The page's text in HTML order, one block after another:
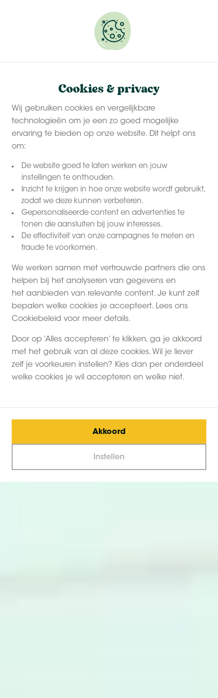
Cookies & privacy
Wij gebruiken cookies en vergelijkbare
technologieën om je een zo goed mogelijke
ervaring te bieden op onze website. Dit helpt ons
om:
De website goed te laten werken en jouw
instellingen te onthouden.
Inzicht te krijgen in hoe onze website wordt gebruikt,
zodat we deze kunnen verbeteren.
Gepersonaliseerde content en advertenties te
tonen die aansluiten bij jouw interesses.
De effectiviteit van onze campagnes te meten en
fraude te voorkomen.
We werken samen met vertrouwde partners die ons
helpen bij het analyseren van gegevens en
het aanbieden van relevante content. Je kunt zelf
bepalen welke cookies je accepteert. Lees ons
Cookiebeleid voor meer details.
Door op ‘Alles accepteren’ te klikken, ga je akkoord
met het gebruik van al deze cookies. Wil je liever
zelf je voorkeuren instellen? Kies dan per onderdeel
welke cookies je wil accepteren en welke niet.
Akkoord
Instellen
Reserveer snel jouw plekje.